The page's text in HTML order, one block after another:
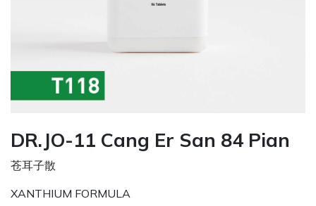
DR.JO-11 Cang Er San 84 Pian
苍耳子散
XANTHIUM FORMULA